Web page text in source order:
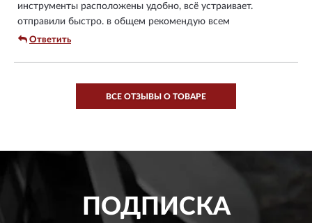
инструменты расположены удобно, всё устраивает.
отправили быстро. в общем рекомендую всем
Ответить
ВСЕ ОТЗЫВЫ О ТОВАРЕ
ПОДПИСКА